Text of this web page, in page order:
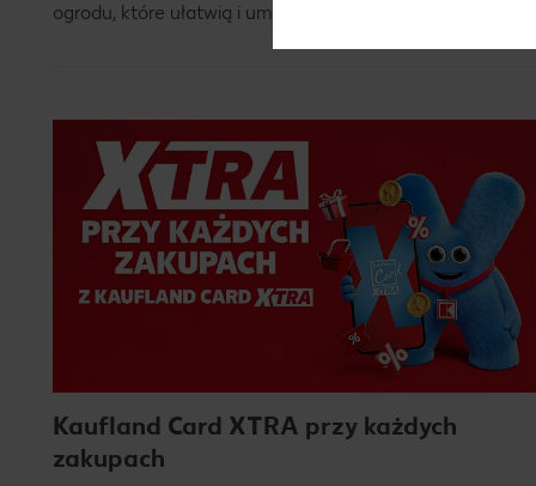
ogrodu, które ułatwią i umilą Twoje codzienne życie. W
Kaufland Card XTRA przy każdych
zakupach